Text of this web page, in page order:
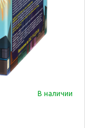
В наличии